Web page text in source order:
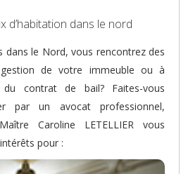
d’habitation dans le nord
dans le Nord, vous rencontrez des
de votre immeuble ou à
contrat de bail? Faites-vous
par un avocat professionnel,
Caroline LETELLIER vous
pour :